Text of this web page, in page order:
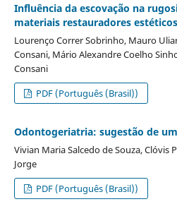
Influência da escovação na
materiais restauradores estéticos
Lourenço Correr Sobrinho, Mauro
Consani, Mário Alexandre Coelho
Consani
PDF (Português (Brasil))
Odontogeriatria: sugestão de
Vivian Maria Salcedo de Souza, Clóvis
Jorge
PDF (Português (Brasil))